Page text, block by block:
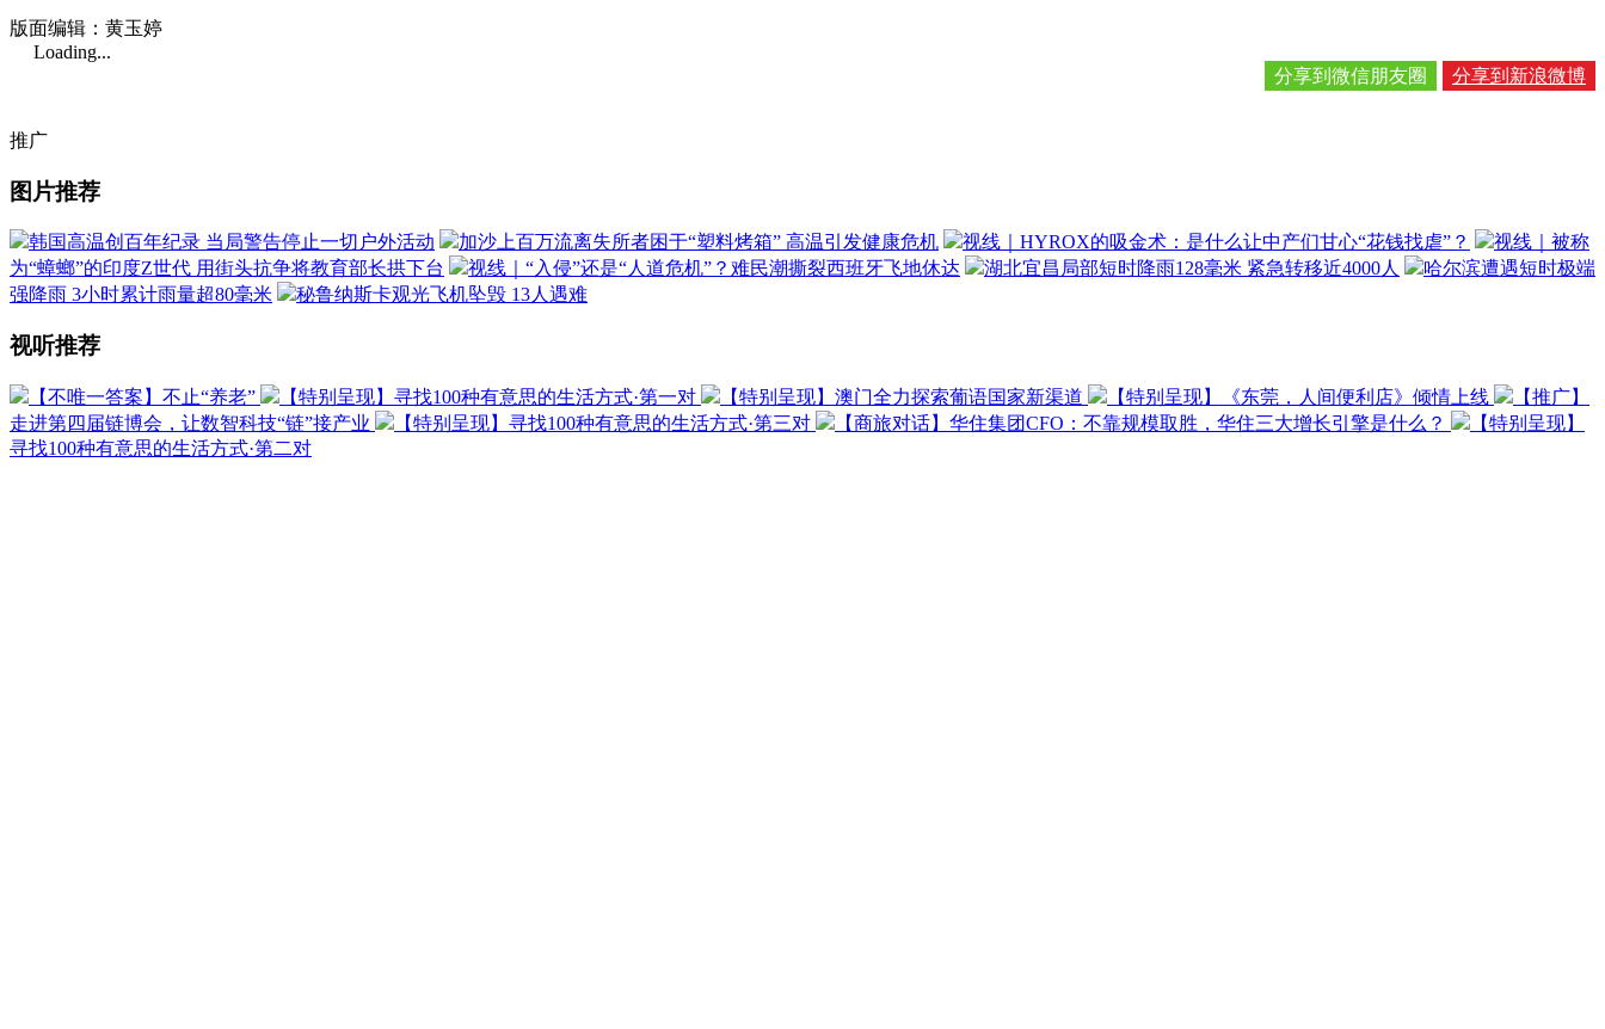
版面编辑：黄玉婷
Loading...
分享到新浪微博
分享到微信朋友圈
推广
图片推荐
韩国高温创百年纪录 当局警告停止一切户外活动 加沙上百万流离失所者困于“塑料烤箱” 高温引发健康危机 视线｜HYROX的吸金术：是什么让中产们甘心“花钱找虐”？
视线｜被称
为“蟑螂”的印度Z世代 用街头抗争将教育部长拱下台
视线｜“入侵”还是“人道危机”？难民潮撕裂西班牙飞地休达 湖北宜昌局部短时降雨128毫米 紧急转移近4000人
哈尔滨遭遇短时极端
强降雨 3小时累计雨量超80毫米
秘鲁纳斯卡观光飞机坠毁 13人遇难
视听推荐
【不唯一答案】不止“养老” 【特别呈现】寻找100种有意思的生活方式·第一对 【特别呈现】澳门全力探索葡语国家新渠道 【特别呈现】《东莞，人间便利店》倾情上线
【推广】
走进第四届链博会，让数智科技“链”接产业
【特别呈现】寻找100种有意思的生活方式·第三对 【商旅对话】华住集团CFO：不靠规模取胜，华住三大增长引擎是什么？
【特别呈现】
寻找100种有意思的生活方式·第二对